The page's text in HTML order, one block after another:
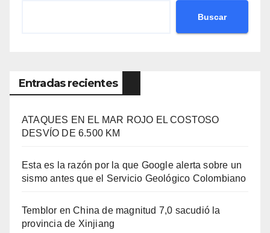
Buscar
Entradas recientes
ATAQUES EN EL MAR ROJO EL COSTOSO
DESVÍO DE 6.500 KM
Esta es la razón por la que Google alerta sobre un
sismo antes que el Servicio Geológico Colombiano
Temblor en China de magnitud 7,0 sacudió la
provincia de Xinjiang